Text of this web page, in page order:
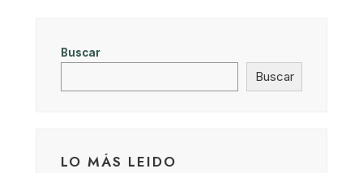
Buscar
Buscar
LO MÁS LEIDO